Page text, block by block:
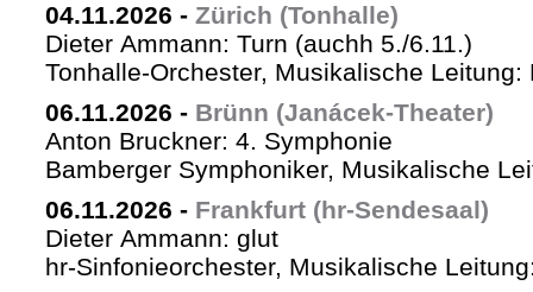
04.11.2026 - Zürich (Tonhalle)
Dieter Ammann: Turn (auchh 5./6.11.)
Tonhalle-Orchester, Musikalische Leitung:
06.11.2026 - Brünn (Janácek-Theater)
Anton Bruckner: 4. Symphonie
Bamberger Symphoniker, Musikalische
06.11.2026 - Frankfurt (hr-Sendesaal)
Dieter Ammann: glut
hr-Sinfonieorchester, Musikalische